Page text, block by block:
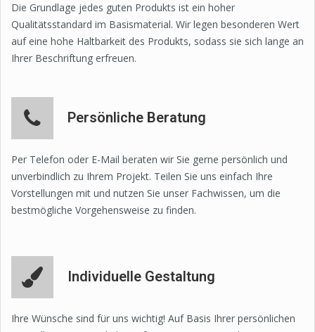
Die Grundlage jedes guten Produkts ist ein hoher
Qualitätsstandard im Basismaterial. Wir legen besonderen Wert
auf eine hohe Haltbarkeit des Produkts, sodass sie sich lange an
Ihrer Beschriftung erfreuen.
Persönliche Beratung
Per Telefon oder E-Mail beraten wir Sie gerne persönlich und
unverbindlich zu Ihrem Projekt. Teilen Sie uns einfach Ihre
Vorstellungen mit und nutzen Sie unser Fachwissen, um die
bestmögliche Vorgehensweise zu finden.
Individuelle Gestaltung
Ihre Wünsche sind für uns wichtig! Auf Basis Ihrer persönlichen